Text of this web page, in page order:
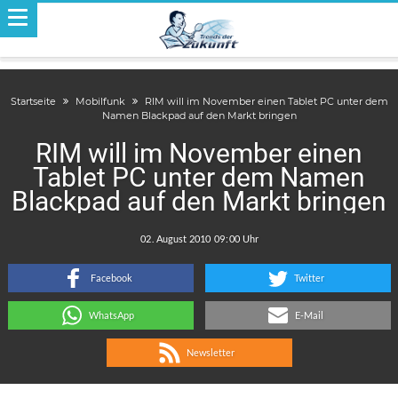
Startseite Mobilfunk
RIM will im November einen Tablet PC unter dem
Namen Blackpad auf den Markt bringen
RIM will im November einen
Tablet PC unter dem Namen
Blackpad auf den Markt bringen
:
Facebook Twitter
WhatsApp E-Mail
Newsletter